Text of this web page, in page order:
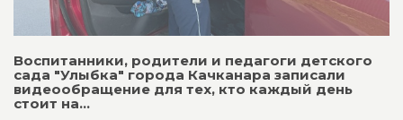
Воспитанники, родители и педагоги детского
сада "Улыбка" города Качканара записали
видеообращение для тех, кто каждый день
стоит на...